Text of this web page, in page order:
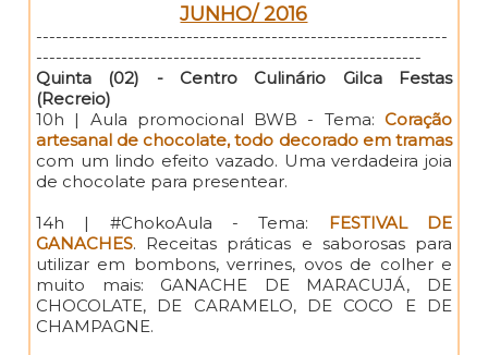
JUNHO/ 2016
---------------------------------------------------------------
-----------------------------------------------------------
Quinta (02) - Centro Culinário Gilca Festas
(Recreio)
10h | Aula promocional BWB - Tema: Coração
artesanal de chocolate, todo decorado em tramas
com um lindo efeito vazado. Uma verdadeira joia
de chocolate para presentear.
14h | #ChokoAula - Tema: FESTIVAL DE
GANACHES. Receitas práticas e saborosas para
utilizar em bombons, verrines, ovos de colher e
muito mais: GANACHE DE MARACUJÁ, DE
CHOCOLATE, DE CARAMELO, DE COCO E DE
CHAMPAGNE.